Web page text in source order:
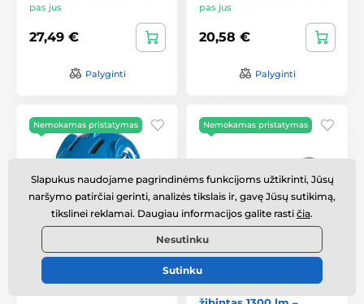
pas jus
27,49 €
Palyginti
pas jus
20,58 €
Palyginti
Nemokamas pristatymas
Wozinsky vaikiškas
šalmas su dinozaurais S,
Nemokamas pristatymas
vandeniui atsparus
Slapukus naudojame pagrindinėms funkcijoms užtikrinti, Jūsų
naršymo patirčiai gerinti, analizės tikslais ir, gavę Jūsų sutikimą,
tikslinei reklamai. Daugiau informacijos galite rasti čia.
Nesutinku
Sutinku